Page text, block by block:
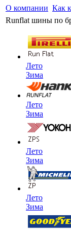
О компании Как
Runflat шины по
Лето
Зима
Лето
Зима
Лето
Зима
Лето
Зима